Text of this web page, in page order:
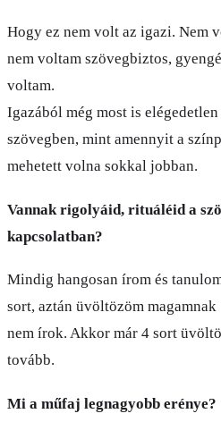
Hogy ez nem volt az igazi. Nem
nem voltam szövegbiztos,
voltam.
Igazából még most is
szövegben, mint amennyit a
mehetett volna sokkal jobban.
Vannak rigolyáid, rituáléid a
kapcsolatban?
Mindig hangosan írom és
sort, aztán üvöltözöm
nem írok. Akkor már 4 sort
tovább.
Mi a műfaj legnagyobb erénye?